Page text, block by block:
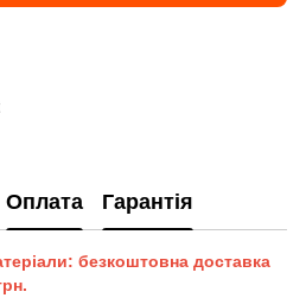
Оплата Гарантія
безкоштовна доставка